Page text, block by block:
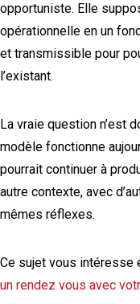
opportuniste. Elle
opérationnelle en un
et transmissible pour
l’existant.
La vraie question n’est
modèle fonctionne
pourrait continuer à
autre contexte, avec
mêmes réflexes.
Ce sujet vous intéresse
un rendez vous avec